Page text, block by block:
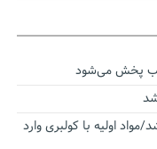
پخش می‌شود
مواد اولیه با کولبری وارد